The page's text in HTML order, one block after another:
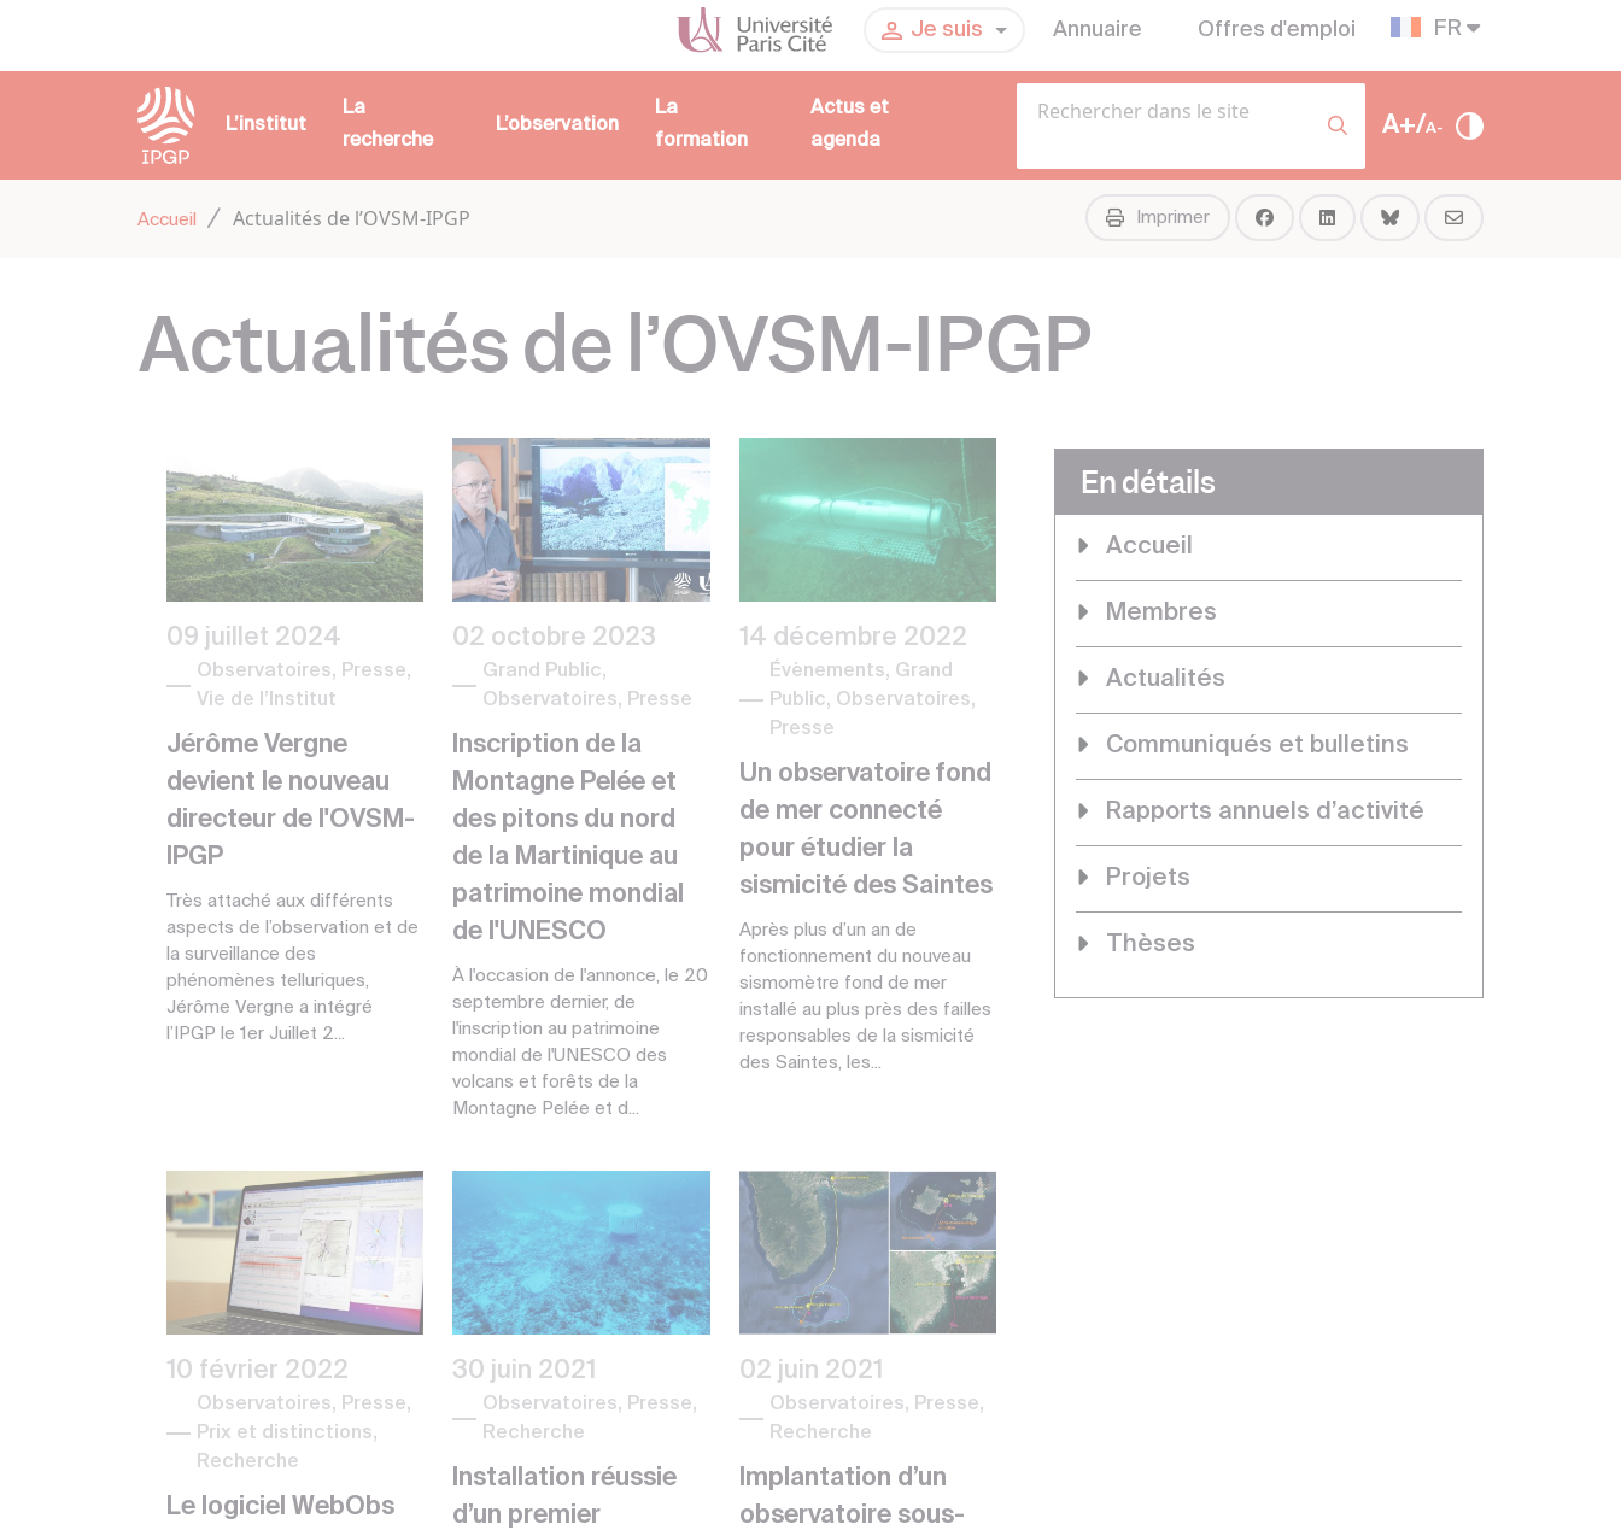
Je suis Annuaire Offres d'emploi FR
L’institut
La
recherche
L’observation
La
formation
Actus et
agenda
A+/A-
Accueil Actualités de l’OVSM-IPGP Imprimer
Actualités de l’OVSM-IPGP
09 juillet 2024
Observatoires, Presse,
Vie de l’Institut
Jérôme Vergne
devient le nouveau
directeur de l'OVSM-
IPGP
Très attaché aux différents
aspects de l’observation et de
la surveillance des
phénomènes telluriques,
Jérôme Vergne a intégré
l’IPGP le 1er Juillet 2...
02 octobre 2023
Grand Public,
Observatoires, Presse
Inscription de la
Montagne Pelée et
des pitons du nord
de la Martinique au
patrimoine mondial
de l'UNESCO
À l'occasion de l'annonce, le 20
septembre dernier, de
l'inscription au patrimoine
mondial de l'UNESCO des
volcans et forêts de la
Montagne Pelée et d...
14 décembre 2022
Évènements, Grand
Public, Observatoires,
Presse
Un observatoire fond
de mer connecté
pour étudier la
sismicité des Saintes
Après plus d’un an de
fonctionnement du nouveau
sismomètre fond de mer
installé au plus près des failles
responsables de la sismicité
des Saintes, les...
10 février 2022
Observatoires, Presse,
Prix et distinctions,
Recherche
Le logiciel WebObs
30 juin 2021
Observatoires, Presse,
Recherche
Installation réussie
d’un premier
02 juin 2021
Observatoires, Presse,
Recherche
Implantation d’un
observatoire sous-
En détails
Accueil
Membres
Actualités
Communiqués et bulletins
Rapports annuels d’activité
Projets
Thèses